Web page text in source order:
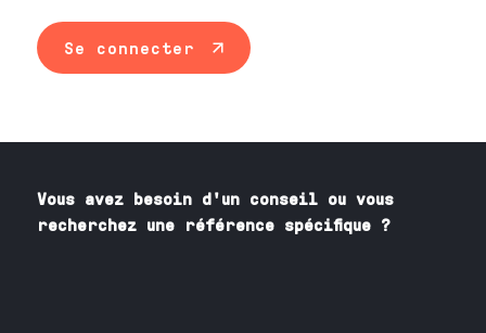
Se connecter
Vous avez besoin d'un conseil ou vous
recherchez une référence spécifique ?